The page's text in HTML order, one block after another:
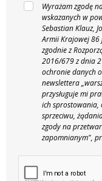
Wyrażam zgodę
wskazanych w
Sebastian Klauz,
Armii Krajowej
zgodnie z
2016/679 z dnia
ochronie danych
newslettera
przysługuje mi
ich sprostowania,
sprzeciwu,
zgody na
zapomnianym",